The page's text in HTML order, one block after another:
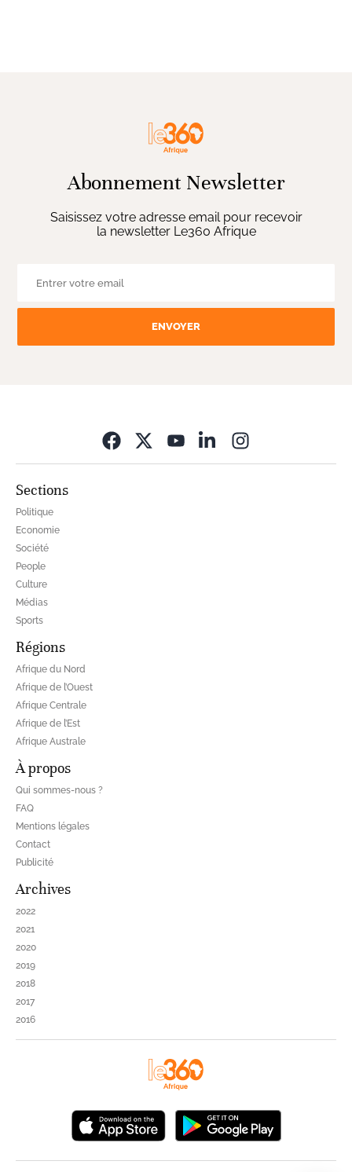
Abonnement Newsletter
Saisissez votre adresse email pour recevoir
la newsletter Le360 Afrique
ENVOYER
Sections
Politique
Economie
Société
People
Culture
Médias
Sports
Régions
Afrique du Nord
Afrique de l’Ouest
Afrique Centrale
Afrique de l’Est
Afrique Australe
À propos
Qui sommes-nous ?
FAQ
Mentions légales
Contact
Publicité
Archives
2022
2021
2020
2019
2018
2017
2016